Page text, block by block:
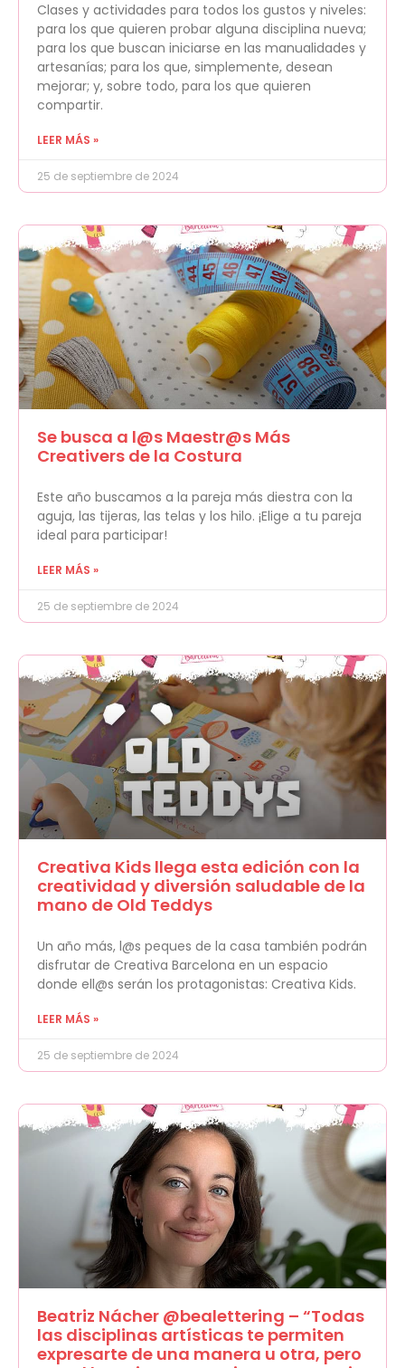
Clases y actividades para todos los gustos y niveles:
para los que quieren probar alguna disciplina nueva;
para los que buscan iniciarse en las manualidades y
artesanías; para los que, simplemente, desean
mejorar; y, sobre todo, para los que quieren
compartir.
LEER MÁS »
25 de septiembre de 2024
Se busca a l@s Maestr@s Más
Creativers de la Costura
Este año buscamos a la pareja más diestra con la
aguja, las tijeras, las telas y los hilo. ¡Elige a tu pareja
ideal para participar!
LEER MÁS »
25 de septiembre de 2024
Creativa Kids llega esta edición con la
creatividad y diversión saludable de la
mano de Old Teddys
Un año más, l@s peques de la casa también podrán
disfrutar de Creativa Barcelona en un espacio
donde ell@s serán los protagonistas: Creativa Kids.
LEER MÁS »
25 de septiembre de 2024
Beatriz Nácher @bealettering – “Todas
las disciplinas artísticas te permiten
expresarte de una manera u otra, pero